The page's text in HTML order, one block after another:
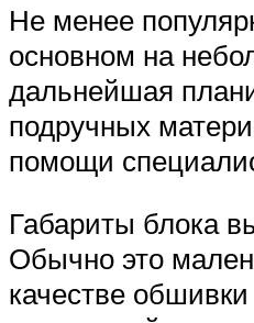
Не менее
основном на
дальнейшая
подручных
помощи
Габариты блока
Обычно это
качестве